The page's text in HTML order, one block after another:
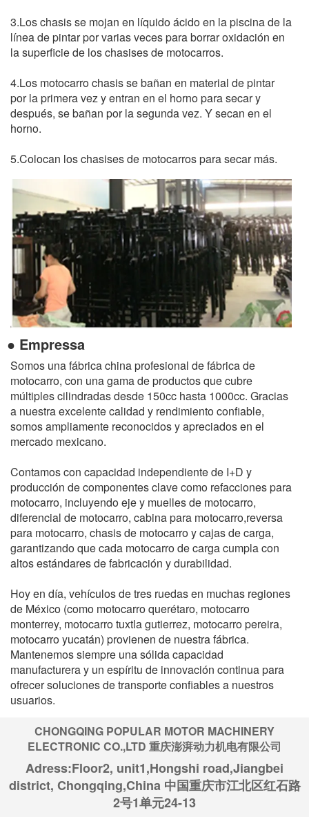
3.Los chasis se mojan en líquido ácido en la piscina de la
línea de pintar por varias veces para borrar oxidación en
la superficie de los chasises de motocarros.
4.Los motocarro chasis se bañan en material de pintar
por la primera vez y entran en el horno para secar y
después, se bañan por la segunda vez. Y secan en el
horno.
5.Colocan los chasises de motocarros para secar más.
● Empressa
Somos una fábrica china profesional de fábrica de
motocarro, con una gama de productos que cubre
múltiples cilindradas desde 150cc hasta 1000cc. Gracias
a nuestra excelente calidad y rendimiento confiable,
somos ampliamente reconocidos y apreciados en el
mercado mexicano.
Contamos con capacidad independiente de I+D y
producción de componentes clave como refacciones para
motocarro, incluyendo eje y muelles de motocarro,
diferencial de motocarro, cabina para motocarro,reversa
para motocarro, chasis de motocarro y cajas de carga,
garantizando que cada motocarro de carga cumpla con
altos estándares de fabricación y durabilidad.
Hoy en día, vehículos de tres ruedas en muchas regiones
de México (como motocarro querétaro, motocarro
monterrey, motocarro tuxtla gutierrez, motocarro pereira,
motocarro yucatán) provienen de nuestra fábrica.
Mantenemos siempre una sólida capacidad
manufacturera y un espíritu de innovación continua para
ofrecer soluciones de transporte confiables a nuestros
usuarios.
CHONGQING POPULAR MOTOR MACHINERY
ELECTRONIC CO.,LTD 重庆澎湃动力机电有限公司
Adress:Floor2, unit1,Hongshi road,Jiangbei
district, Chongqing,China 中国重庆市江北区红石路
2号1单元24-13